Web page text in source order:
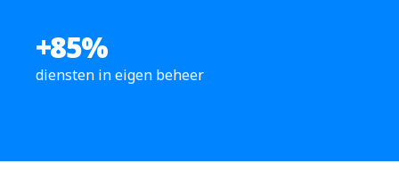
+85%
diensten in eigen beheer